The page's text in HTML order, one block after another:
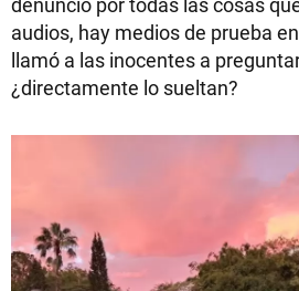
audios, hay medios de prueba
llamó a las inocentes a
¿directamente lo sueltan?